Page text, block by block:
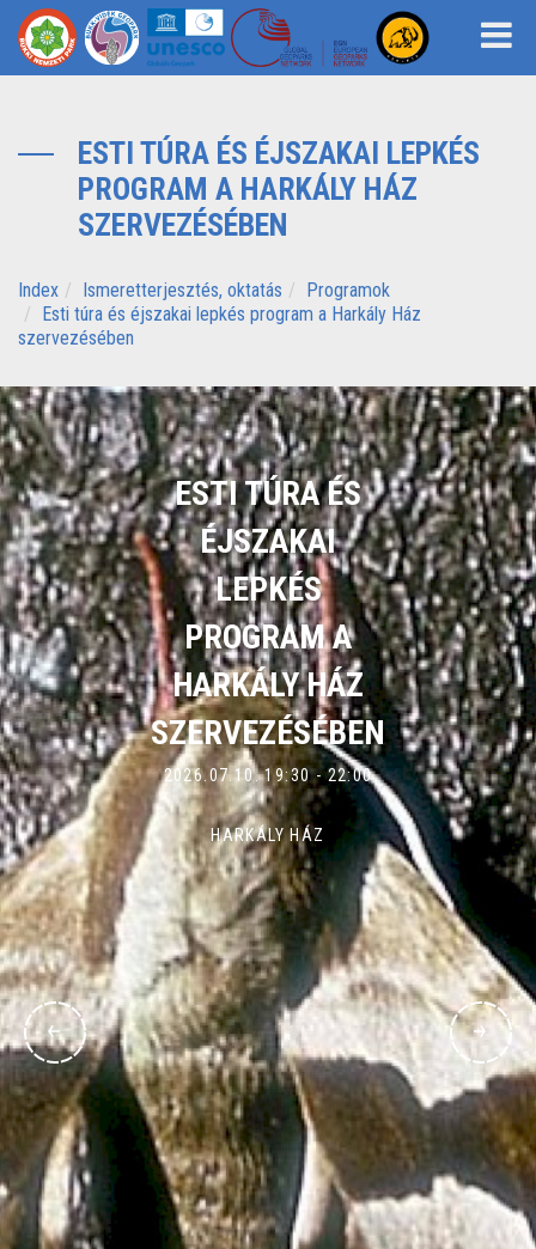
ESTI TÚRA ÉS ÉJSZAKAI LEPKÉS
PROGRAM A HARKÁLY HÁZ
SZERVEZÉSÉBEN
Index Ismeretterjesztés, oktatás
Programok
Esti túra és éjszakai lepkés program a Harkály Ház
szervezésében
ESTI TÚRA ÉS
ÉJSZAKAI
LEPKÉS
PROGRAM A
HARKÁLY HÁZ
SZERVEZÉSÉBEN
2026.07.10. 19:30 - 22:00
HARKÁLY HÁZ